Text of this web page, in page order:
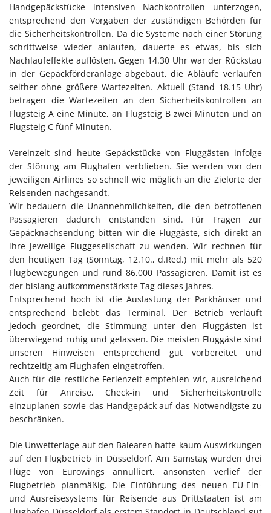
Handgepäckstücke intensiven Nachkontrollen unterzogen,
entsprechend den Vorgaben der zuständigen Behörden für
die Sicherheitskontrollen. Da die Systeme nach einer Störung
schrittweise wieder anlaufen, dauerte es etwas, bis sich
Nachlaufeffekte auflösten. Gegen 14.30 Uhr war der Rückstau
in der Gepäckförderanlage abgebaut, die Abläufe verlaufen
seither ohne größere Wartezeiten. Aktuell (Stand 18.15 Uhr)
betragen die Wartezeiten an den Sicherheitskontrollen an
Flugsteig A eine Minute, an Flugsteig B zwei Minuten und an
Flugsteig C fünf Minuten.
Vereinzelt sind heute Gepäckstücke von Fluggästen infolge
der Störung am Flughafen verblieben. Sie werden von den
jeweiligen Airlines so schnell wie möglich an die Zielorte der
Reisenden nachgesandt.
Wir bedauern die Unannehmlichkeiten, die den betroffenen
Passagieren dadurch entstanden sind. Für Fragen zur
Gepäcknachsendung bitten wir die Fluggäste, sich direkt an
ihre jeweilige Fluggesellschaft zu wenden. Wir rechnen für
den heutigen Tag (Sonntag, 12.10., d.Red.) mit mehr als 520
Flugbewegungen und rund 86.000 Passagieren. Damit ist es
der bislang aufkommenstärkste Tag dieses Jahres.
Entsprechend hoch ist die Auslastung der Parkhäuser und
entsprechend belebt das Terminal. Der Betrieb verläuft
jedoch geordnet, die Stimmung unter den Fluggästen ist
überwiegend ruhig und gelassen. Die meisten Fluggäste sind
unseren Hinweisen entsprechend gut vorbereitet und
rechtzeitig am Flughafen eingetroffen.
Auch für die restliche Ferienzeit empfehlen wir, ausreichend
Zeit für Anreise, Check-in und Sicherheitskontrolle
einzuplanen sowie das Handgepäck auf das Notwendigste zu
beschränken.
Die Unwetterlage auf den Balearen hatte kaum Auswirkungen
auf den Flugbetrieb in Düsseldorf. Am Samstag wurden drei
Flüge von Eurowings annulliert, ansonsten verlief der
Flugbetrieb planmäßig. Die Einführung des neuen EU-Ein-
und Ausreisesystems für Reisende aus Drittstaaten ist am